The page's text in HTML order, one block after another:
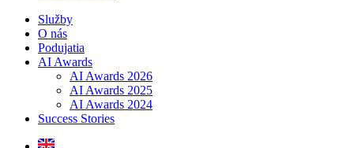
Služby
O nás
Podujatia
AI Awards
AI Awards 2026
AI Awards 2025
AI Awards 2024
Success Stories